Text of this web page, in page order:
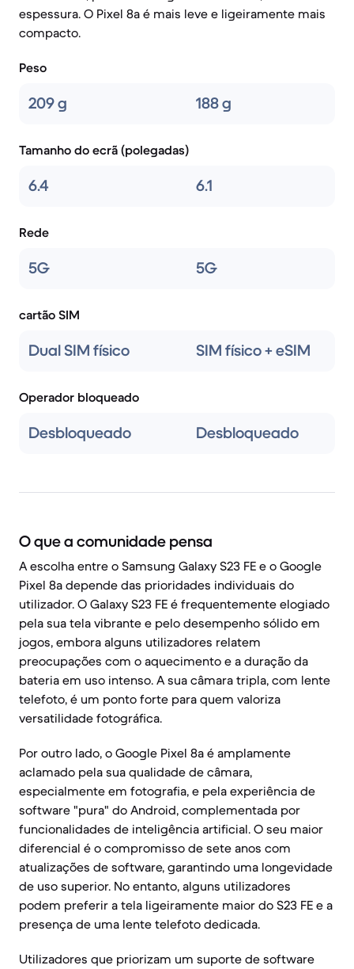
espessura. O Pixel 8a é mais leve e ligeiramente mais
compacto.
Peso
209 g 188 g
Tamanho do ecrã (polegadas)
6.4 6.1
Rede
5G 5G
cartão SIM
Dual SIM físico SIM físico + eSIM
Operador bloqueado
Desbloqueado Desbloqueado
O que a comunidade pensa
A escolha entre o Samsung Galaxy S23 FE e o Google
Pixel 8a depende das prioridades individuais do
utilizador. O Galaxy S23 FE é frequentemente elogiado
pela sua tela vibrante e pelo desempenho sólido em
jogos, embora alguns utilizadores relatem
preocupações com o aquecimento e a duração da
bateria em uso intenso. A sua câmara tripla, com lente
telefoto, é um ponto forte para quem valoriza
versatilidade fotográfica.
Por outro lado, o Google Pixel 8a é amplamente
aclamado pela sua qualidade de câmara,
especialmente em fotografia, e pela experiência de
software "pura" do Android, complementada por
funcionalidades de inteligência artificial. O seu maior
diferencial é o compromisso de sete anos com
atualizações de software, garantindo uma longevidade
de uso superior. No entanto, alguns utilizadores
podem preferir a tela ligeiramente maior do S23 FE e a
presença de uma lente telefoto dedicada.
Utilizadores que priorizam um suporte de software